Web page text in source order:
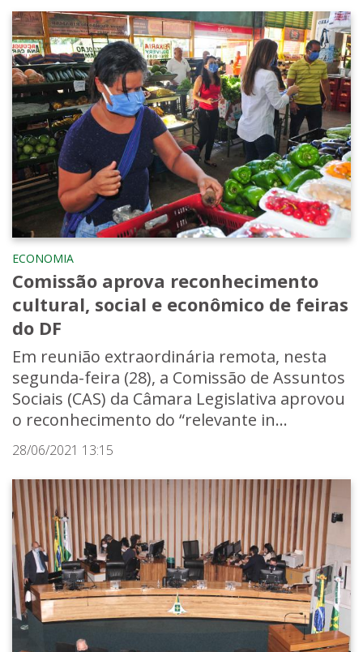
ECONOMIA
Comissão aprova reconhecimento
cultural, social e econômico de feiras
do DF
Em reunião extraordinária remota, nesta
segunda-feira (28), a Comissão de Assuntos
Sociais (CAS) da Câmara Legislativa aprovou
o reconhecimento do “relevante in...
28/06/2021 13:15